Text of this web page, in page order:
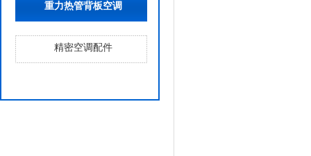
重力热管背板空调
精密空调配件